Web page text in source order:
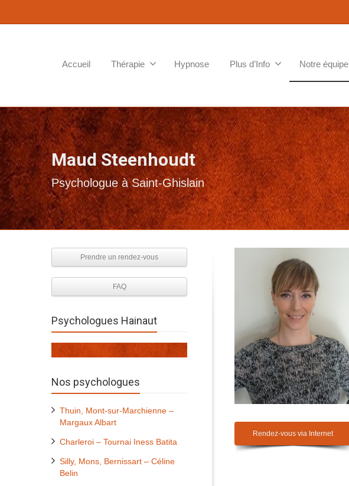
Accueil Thérapie Hypnose Plus d’Info Notre équipe
Maud Steenhoudt
Psychologue à Saint-Ghislain
Rendez-vous via Internet
Prendre un rendez-vous
FAQ
Psychologues Hainaut
Nos psychologues
Thuin, Mont-sur-Marchienne –
Margaux Albart
Charleroi – Tournai Iness Batita
Silly, Mons, Bernissart – Céline
Belin